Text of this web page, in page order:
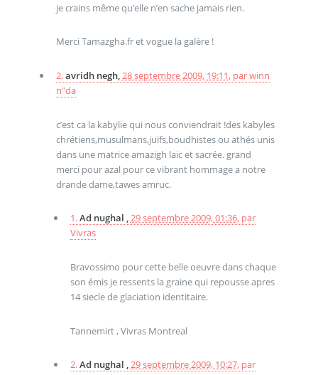
je crains même qu’elle n’en sache jamais rien.
Merci Tamazgha.fr et vogue la galère !
2.avridh negh,28 septembre 2009, 19:11, parwinn
n"da
c’est ca la kabylie qui nous conviendrait !des kabyles
chrétiens,musulmans,juifs,boudhistes ou athés unis
dans une matrice amazigh laic et sacrée. grand
merci pour azal pour ce vibrant hommage a notre
drande dame,tawes amruc.
1.Ad nughal ,29 septembre 2009, 01:36, par
Vivras
Bravossimo pour cette belle oeuvre dans chaque
son émis je ressents la graine qui repousse apres
14 siecle de glaciation identitaire.
Tannemirt , Vivras Montreal
2.Ad nughal ,29 septembre 2009, 10:27, par